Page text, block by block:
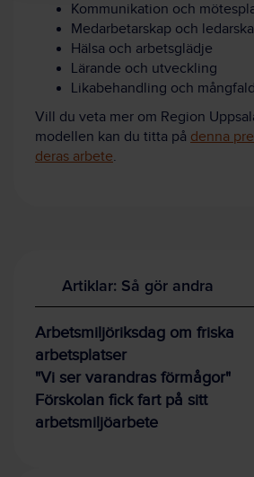
Kommunikation och
Medarbetarskap och
Hälsa och arbetsglädje
Lärande och utveckling
Likabehandling och mångfald
Vill du veta mer om Region
modellen kan du titta på denna
deras arbete.
Artiklar: Så gör andra
Arbetsmiljöriksdag om friska
arbetsplatser
"Vi ser varandras förmågor"
Förskolan fick fart på sitt
arbetsmiljöarbete